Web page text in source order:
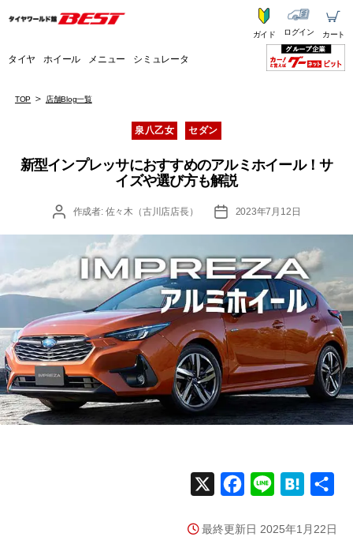
タイヤ ホイール メニュー シミュレータ
ガイド ログイン カート
TOP 店舗Blog一覧
カ
テ
リ
ー
泉八乙女 セダン
新型インプレッサにおすすめのアルミホイール！サ
イズや選び方も解説
投
作成者: 佐々木（古川店店長）
投
2023年7月12日
c
n
t
最終更新日 2025年1月22日